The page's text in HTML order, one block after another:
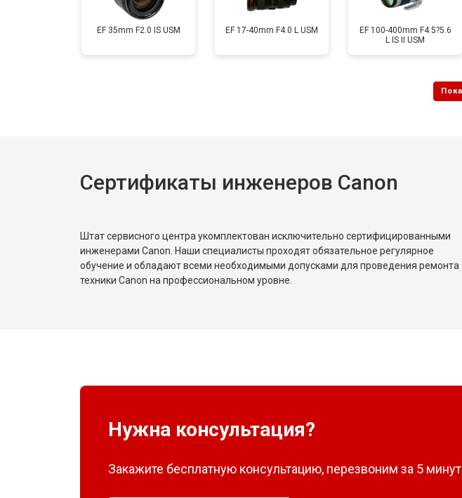
EF 35mm F2.0 IS USM EF 17-40mm F4.0 L USM
EF 100-400mm F4.5?5.6
L IS II USM
Сертификаты инженеров Canon
Штат сервисного центра укомплектован исключительно сертифицированными
инженерами Canon. Наши специалисты проходят обязательное регулярное
обучение и обладают всеми необходимыми допусками для проведения ремонта
техники Canon на профессиональном уровне.
Нужна консультация?
Закажите бесплатную консультацию, перезвоним за 5 минут